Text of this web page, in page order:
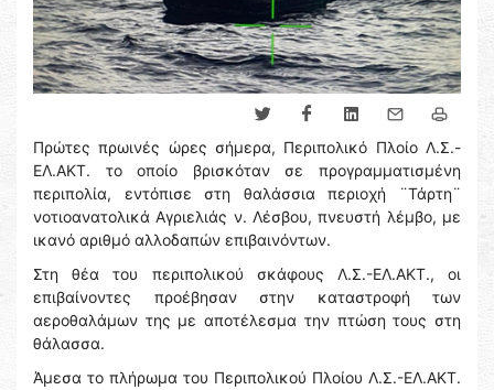
Πρώτες πρωινές ώρες σήμερα, Περιπολικό Πλοίο Λ.Σ.-
ΕΛ.ΑΚΤ. το οποίο βρισκόταν σε προγραμματισμένη
περιπολία, εντόπισε στη θαλάσσια περιοχή ¨Τάρτη¨
νοτιοανατολικά Αγριελιάς ν. Λέσβου, πνευστή λέμβο, με
ικανό αριθμό αλλοδαπών επιβαινόντων.
Στη θέα του περιπολικού σκάφους Λ.Σ.-ΕΛ.ΑΚΤ., οι
επιβαίνοντες προέβησαν στην καταστροφή των
αεροθαλάμων της με αποτέλεσμα την πτώση τους στη
θάλασσα.
Άμεσα το πλήρωμα του Περιπολικού Πλοίου Λ.Σ.-ΕΛ.ΑΚΤ.